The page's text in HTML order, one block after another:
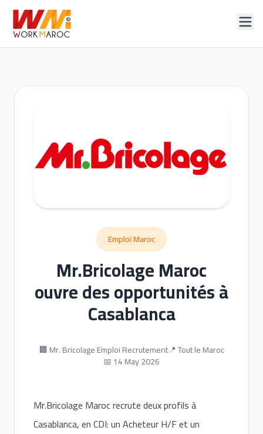
Emploi Maroc
Mr.Bricolage Maroc
ouvre des opportunités à
Casablanca
🏢 Mr. Bricolage Emploi Recrutement📍 Tout le Maroc
📅 14 May 2026
Mr.Bricolage Maroc recrute deux profils à
Casablanca, en CDI: un Acheteur H/F et un